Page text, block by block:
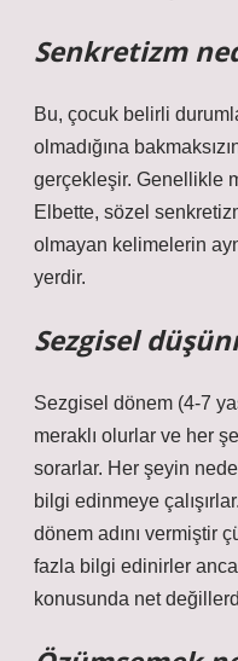
Senkretizm
Bu, çocuk belirli
olmadığına
gerçekleşir. Genellikle
Elbette, sözel
olmayan kelimelerin
yerdir.
Sezgisel
Sezgisel dönem (4-7
meraklı olurlar ve her
sorarlar. Her şeyin
bilgi edinmeye
dönem adını vermiştir
fazla bilgi edinirler
konusunda net